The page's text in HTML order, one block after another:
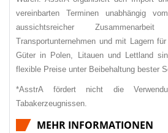
vereinbarten Terminen unabhängig
aussichtsreicher
Transportunternehmen und mit Lagern
Güter in Polen, Litauen und Lettland
flexible Preise unter Beibehaltung bester
*AsstrA fördert nicht die
Tabakerzeugnissen.
MEHR INFORMATIONEN